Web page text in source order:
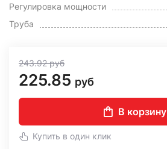
Регулировка мощности
Труба
243.92руб
225.85 руб
В корзину
Купить в один клик